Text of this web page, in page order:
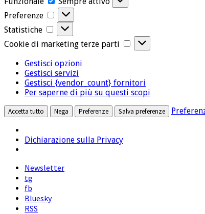
Preferenze
Preferenze
Statistiche
Statistiche
Cookie di marketing terze parti
Cookie
di
parti
Gestisci opzioni
Gestisci servizi
Gestisci {vendor_count} fornitori
Per saperne di più su questi scopi
Accetta tutto Nega Preferenze Salva preferenze
Dichiarazione sulla Privacy
Newsletter
tg
fb
Bluesky
RSS